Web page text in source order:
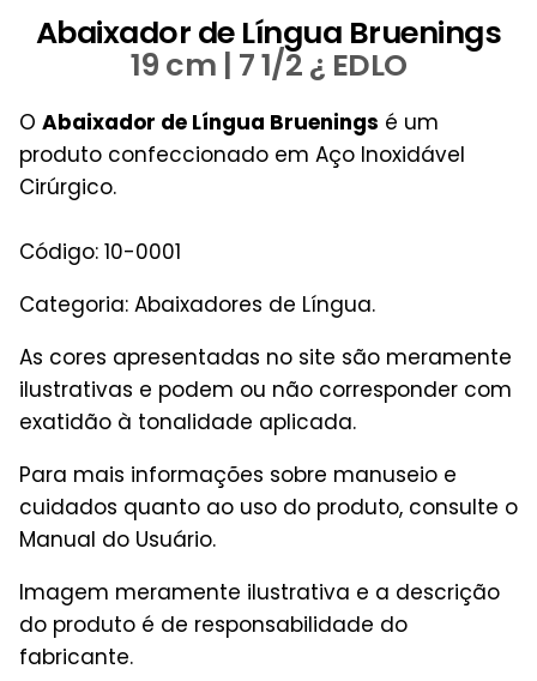
Abaixador de Língua Bruenings
19 cm | 7 1/2 ¿ EDLO
O Abaixador de Língua Bruenings é um
produto confeccionado em Aço Inoxidável
Cirúrgico.
Código: 10-0001
Categoria: Abaixadores de Língua.
As cores apresentadas no site são meramente
ilustrativas e podem ou não corresponder com
exatidão à tonalidade aplicada.
Para mais informações sobre manuseio e
cuidados quanto ao uso do produto, consulte o
Manual do Usuário.
Imagem meramente ilustrativa e a descrição
do produto é de responsabilidade do
fabricante.